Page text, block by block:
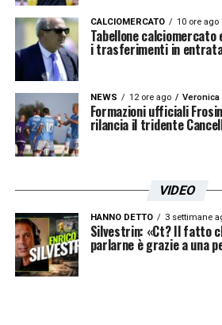
CALCIOMERCATO 10 ore ago
Tabellone calciomercato
i trasferimenti in
NEWS 12 ore ago Veronica
Formazioni ufficiali
rilancia il tridente
VIDEO
HANNO DETTO 3 settimane
Silvestrin: «Ct? Il fatto
parlarne è grazie a una